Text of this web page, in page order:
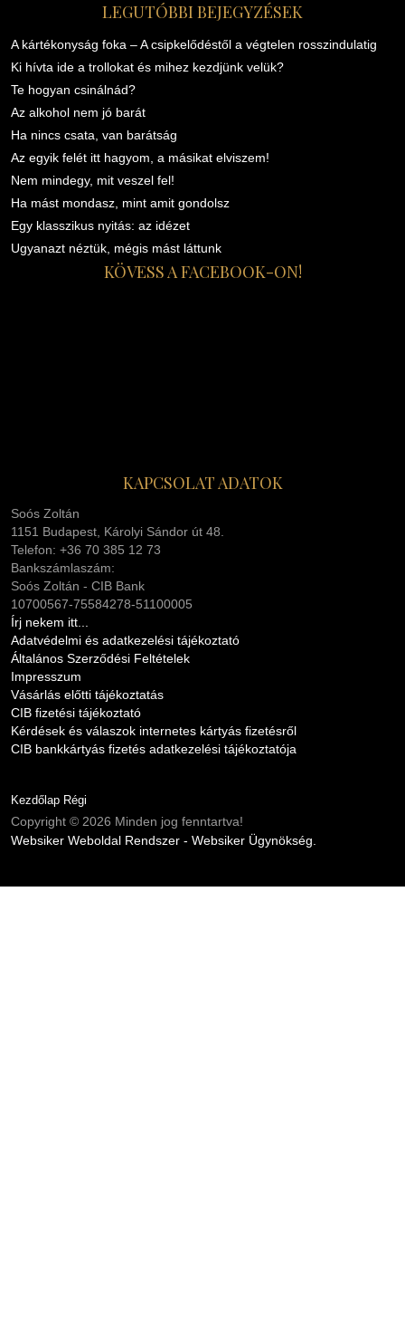
LEGUTÓBBI BEJEGYZÉSEK
A kártékonyság foka – A csipkelődéstől a végtelen rosszindulatig
Ki hívta ide a trollokat és mihez kezdjünk velük?
Te hogyan csinálnád?
Az alkohol nem jó barát
Ha nincs csata, van barátság
Az egyik felét itt hagyom, a másikat elviszem!
Nem mindegy, mit veszel fel!
Ha mást mondasz, mint amit gondolsz
Egy klasszikus nyitás: az idézet
Ugyanazt néztük, mégis mást láttunk
KÖVESS A FACEBOOK-ON!
KAPCSOLAT ADATOK
Soós Zoltán
1151 Budapest, Károlyi Sándor út 48.
Telefon: +36 70 385 12 73
Bankszámlaszám:
Soós Zoltán - CIB Bank
10700567-75584278-51100005
Írj nekem itt...
Adatvédelmi és adatkezelési tájékoztató
Általános Szerződési Feltételek
Impresszum
Vásárlás előtti tájékoztatás
CIB fizetési tájékoztató
Kérdések és válaszok internetes kártyás fizetésről
CIB bankkártyás fizetés adatkezelési tájékoztatója
Kezdőlap Régi
Copyright © 2026 Minden jog fenntartva!
Websiker Weboldal Rendszer - Websiker Ügynökség.